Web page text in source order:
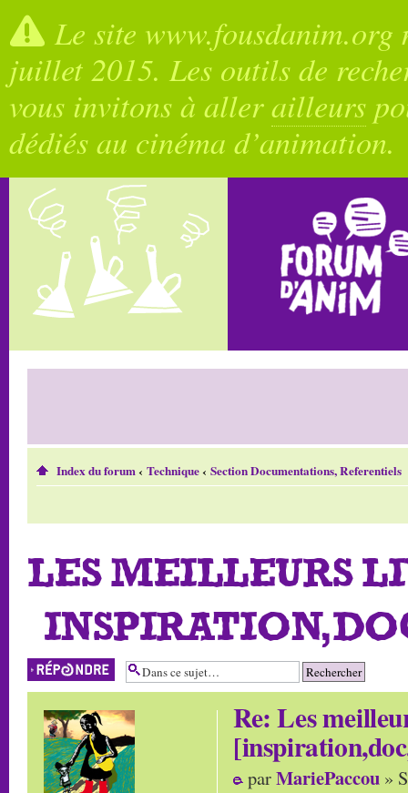
Le site
juillet 2015. Les outils de
vous invitons à allerailleurs
dédiés au cinéma d’animation.
Index du forum‹ Technique‹ Section Documentations, Referentiels
LES MEILLEURS
Répondre
Re: Les
parMariePaccou »